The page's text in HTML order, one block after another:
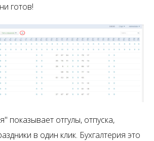
готов!
показывает отгулы, отпуска,
в один клик. Бухгалтерия это